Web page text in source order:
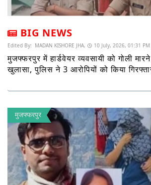
BIG NEWS
Edited By: MADAN KISHORE JHA, 10 July, 2026, 01:31 PM
मुजफ्फरपुर में हार्डवेयर व्यवसायी को गोली
खुलासा, पुलिस ने 3 आरोपियों को किया
मुजफ्फरपुर